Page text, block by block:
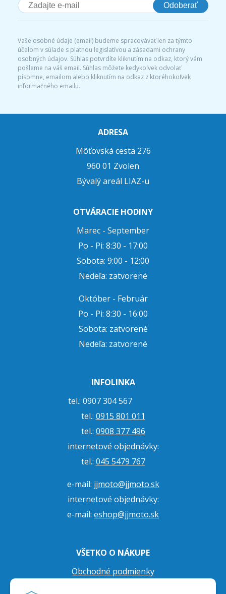
Odoberať
Vaše osobné údaje (email) budeme spracovávať len za týmto
účelom v súlade s platnou legislatívou a zásadami ochrany
osobných údajov. Súhlas potvrdíte kliknutím na odkaz, ktorý vám
pošleme na váš email. Súhlas môžete kedykoľvek odvolať
písomne, emailom alebo kliknutím na odkaz z ktoréhokoľvek
informačného emailu.
ADRESA
Môťovská cesta 276
960 01 Zvolen
Bývalý areál LIAZ-u
OTVÁRACIE HODINY
Marec - September
Po - Pi: 8:30 - 17:00
Sobota: 9:00 - 12:00
Nedeľa: zatvorené
Október - Február
Po - Pi: 8:30 - 16:00
Sobota: zatvorené
Nedeľa: zatvorené
INFOLINKA
tel.: 0907 304 567
tel.: 0915 801 011
tel.: 0908 377 496
internetové objednávky:
tel.: 045 5479 767
e-mail: jjmoto@jjmoto.sk
internetové objednávky:
e-mail: eshop@jjmoto.sk
VŠETKO O NÁKUPE
Obchodné podmienky